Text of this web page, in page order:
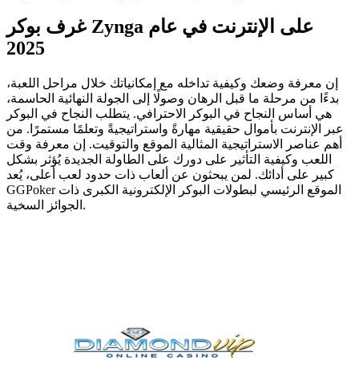
غرف بوكر Zynga على الإنترنت في عام
2025
إن معرفة وضعك وكيفية تداخله مع إمكانياتك خلال مراحل اللعبة،
بدءًا من مرحلة ما قبل الرهان وصولًا إلى الجولة النهائية الحاسمة،
هي أساس النجاح في البوكر الاحترافي. يتطلب النجاح في البوكر
عبر الإنترنت بأموال حقيقية مهارةً واستراتيجيةً وتعلمًا مستمرًا. من
أهم عناصر الاستراتيجية المثالية الموقع والتوقيت. إن معرفة وقت
اللعب وكيفية التأثير على دورك على الطاولة الجديدة يُؤثر بشكل
كبير على أدائك. لمن يبحثون عن ألعاب ذات حدود لعب أعلى، يُعد
GGPoker الموقع الرئيسي لبطولات البوكر الإلكترونية الكبرى ذات
الجوائز السخية.